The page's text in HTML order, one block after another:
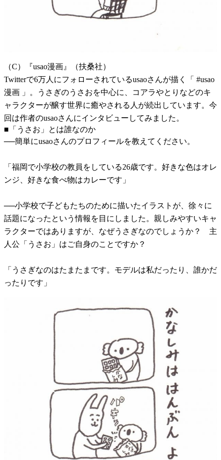
（C）『usao漫画』（扶桑社）
Twitterで6万人にフォローされているusaoさんが描く「 #usao
漫画 」。うさぎのうさおを中心に、コアラやとりなどのキ
ャラクターが醸す世界に癒やされる人が続出しています。今
回は作者のusaoさんにインタビューしてみました。
■「うさお」とは誰なのか
──簡単にusaoさんのプロフィールを教えてください。
「福岡で小学校の教員をしている26歳です。好きな色はオレ
ンジ、好きな食べ物はカレーです」
──小学校で子どもたちのために描いたイラストが、徐々に
話題になったという情報を目にしました。親しみやすいキャ
ラクターではありますが、なぜうさぎなのでしょうか？ 主
人公「うさお」はご自身のことですか？
「うさぎなのはたまたまです。モデルは私だったり、誰かだ
ったりです」